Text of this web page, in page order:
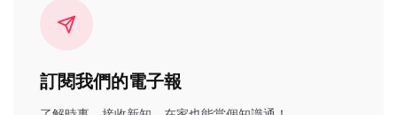
訂閱我們的電子報